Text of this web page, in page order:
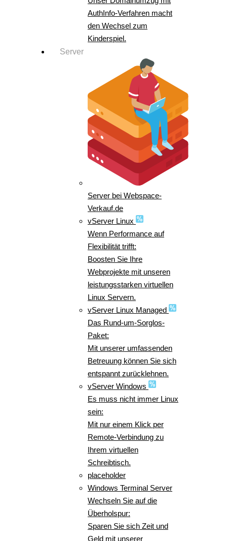
AuthInfo-Verfahren macht
den Wechsel zum
Kinderspiel.
Server
Server bei Webspace-
Verkauf.de
vServer Linux
Wenn Performance auf
Flexibilität trifft:
Boosten Sie Ihre
Webprojekte mit unseren
leistungsstarken virtuellen
Linux Servern.
vServer Linux Managed
Das Rund-um-Sorglos-
Paket:
Mit unserer umfassenden
Betreuung können Sie sich
entspannt zurücklehnen.
vServer Windows
Es muss nicht immer Linux
sein:
Mit nur einem Klick per
Remote-Verbindung zu
Ihrem virtuellen
Schreibtisch.
placeholder
Windows Terminal Server
Wechseln Sie auf die
Überholspur:
Sparen Sie sich Zeit und
Geld mit unserer